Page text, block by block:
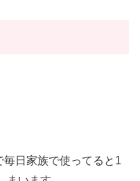
日家族で使ってると1